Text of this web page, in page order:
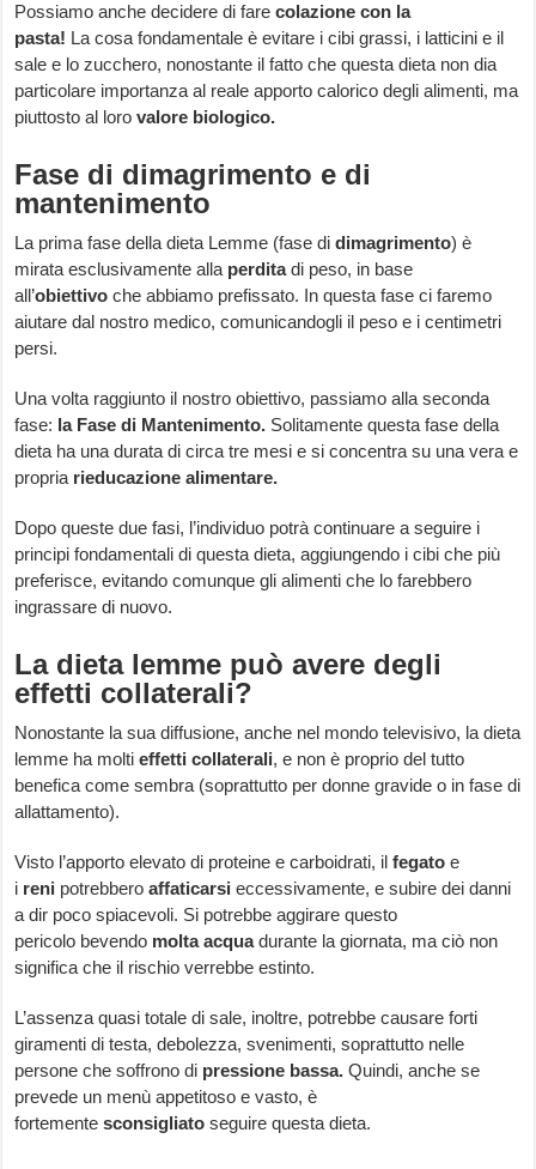
Possiamo anche decidere di farecolazione con la
pasta! La cosa fondamentale è evitare i cibi grassi, i latticini e il
sale e lo zucchero, nonostante il fatto che questa dieta non dia
particolare importanza al reale apporto calorico degli alimenti, ma
piuttosto al lorovalore biologico.
Fase di dimagrimento e di
mantenimento
La prima fase della dieta Lemme (fase didimagrimento) è
mirata esclusivamente alla perditadi peso, in base
all’obiettivo che abbiamo prefissato. In questa fase ci faremo
aiutare dal nostro medico, comunicandogli il peso e i centimetri
persi.
Una volta raggiunto il nostro obiettivo, passiamo alla seconda
fase: la Fase di Mantenimento. Solitamente questa fase della
dieta ha una durata di circa tre mesi e si concentra su una vera e
propria rieducazione alimentare.
Dopo queste due fasi, l’individuo potrà continuare a seguire i
principi fondamentali di questa dieta, aggiungendo i cibi che più
preferisce, evitando comunque gli alimenti che lo farebbero
ingrassare di nuovo.
La dieta lemme può avere degli
effetti collaterali?
Nonostante la sua diffusione, anche nel mondo televisivo, la dieta
lemme ha moltieffetti collaterali, e non è proprio del tutto
benefica come sembra (soprattutto per donne gravide o in fase di
allattamento).
Visto l’apporto elevato di proteine e carboidrati, ilfegato e
i reni potrebberoaffaticarsi eccessivamente, e subire dei danni
a dir poco spiacevoli. Si potrebbe aggirare questo
pericolo bevendo molta acquadurante la giornata, ma ciò non
significa che il rischio verrebbe estinto.
L’assenza quasi totale di sale, inoltre, potrebbe causare forti
giramenti di testa, debolezza, svenimenti, soprattutto nelle
persone che soffrono di pressione bassa.Quindi, anche se
prevede un menù appetitoso e vasto, è
fortementesconsigliato seguire questa dieta.